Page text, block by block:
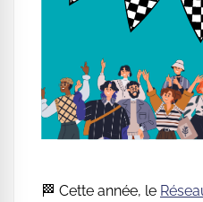
🏁 Cette année, le